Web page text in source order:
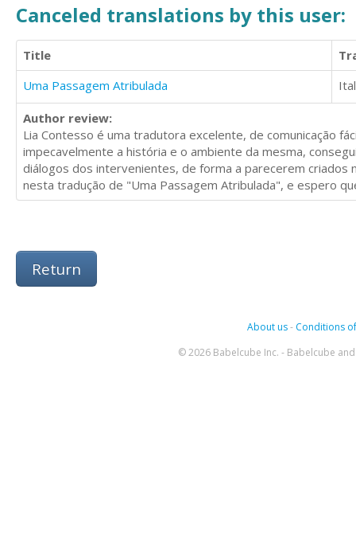
Canceled translations by this user:
Title
Uma Passagem Atribulada
Author review:
Lia Contesso é uma tradutora excelente, de comunicação
impecavelmente a história e o ambiente da mesma,
diálogos dos intervenientes, de forma a parecerem criados
nesta tradução de "Uma Passagem Atribulada", e espero
Return
About us- Conditions
© 2026 Babelcube Inc. - Babelcube